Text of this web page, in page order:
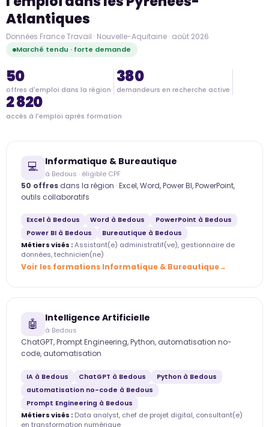
Atlantiques
Données France Travail · Nouvelle-Aquitaine · août 2026
Marché tendu · forte demande
50
offres d'emploi dans la région
380
demandeurs en recherche active
2 820
accès à l'emploi après formation
💻 Informatique & Bureautique
à Bedous · éligible CPF
50 offres dans la région · Excel, Word, Power BI, PowerPoint,
outils collaboratifs
Excel à Bedous Word à Bedous
PowerPoint à Bedous
Power BI à Bedous
Bureautique à Bedous
Métiers visés :Assistant(e) administratif(ve), gestionnaire de
données, technicien(ne)
Voir les formations Informatique & Bureautique
🤖 Intelligence Artificielle
à Bedous
ChatGPT, Prompt Engineering, Python, automatisation no-
code, automatisation
IA à Bedous ChatGPT à Bedous
Python à Bedous
automatisation no-code à Bedous
Prompt Engineering à Bedous
Métiers visés : Data analyst, chef de projet digital, consultant(e)
en transformation numérique